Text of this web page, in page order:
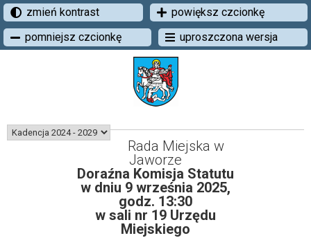
zmień kontrast
powiększ czcionkę
pomniejsz czcionkę
uproszczona wersja
Rada Miejska w
Jaworze
Doraźna Komisja Statutu
w dniu 9 września 2025,
godz. 13:30
w sali nr 19 Urzędu
Miejskiego